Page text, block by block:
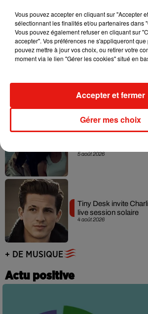
7 août 2026
dansant de l’année
collaboration tant
5 août 2026
4 août 2026
Tiny Desk invite
live session solaire
+ DE MUSIQUE
Actu positive
Vous pouvez accepter en cliquant sur "Accepter
sélectionnant les finalités et/ou partenaires dans
Vous pouvez également refuser en cliquant sur
accepter". Vos préférences ne s'appliqueront que
pouvez mettre à jour vos choix, ou retirer votre
moment via le lien "Gérer les cookies" situé en
Gérer mes choix
Accepter et fermer